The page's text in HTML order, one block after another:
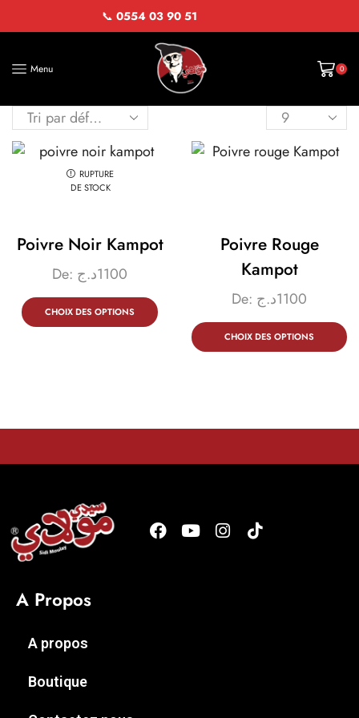
📞 0554 03 90 51
Menu 0
RUPTURE
DE STOCK
Poivre Noir Kampot
De: 1100د.ج
CHOIX DES OPTIONS
Poivre Rouge
Kampot
De: 1100د.ج
CHOIX DES OPTIONS
A Propos
A propos
Boutique